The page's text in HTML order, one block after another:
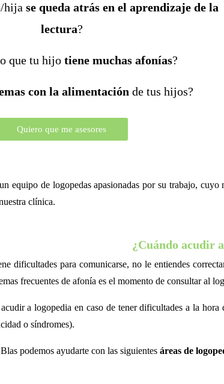
hija se queda atrás en el aprendizaje de la
lectura?
que tu hijo tiene muchas afonías?
con la alimentación de tus hijos?
Quiero que me asesores
equipo de logopedas apasionadas por su trabajo,
clínica.
¿Cuándo acudir
dificultades para comunicarse, no le entiendes
frecuentes de afonía es el momento de consultar al
a logopedia en caso de tener dificultades a la
o síndromes).
podemos ayudarte con las siguientes áreas de